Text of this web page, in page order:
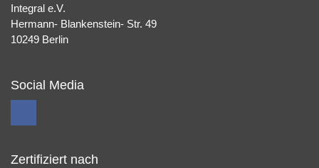
Integral e.V.
Hermann- Blankenstein- Str. 49
10249 Berlin
Social Media
Zertifiziert nach